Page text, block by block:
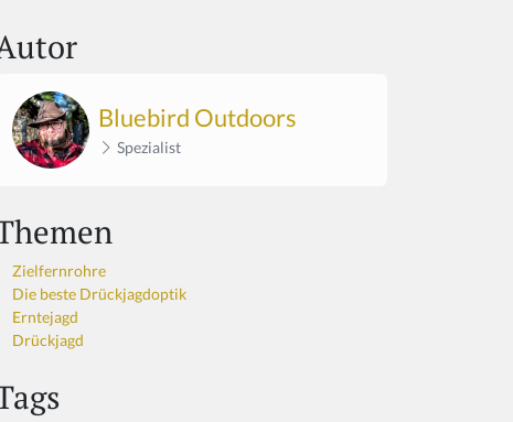
Bluebird Outdoors
Spezialist
Zielfernrohre
Die beste Drückjagdoptik
Erntejagd
Drückjagd